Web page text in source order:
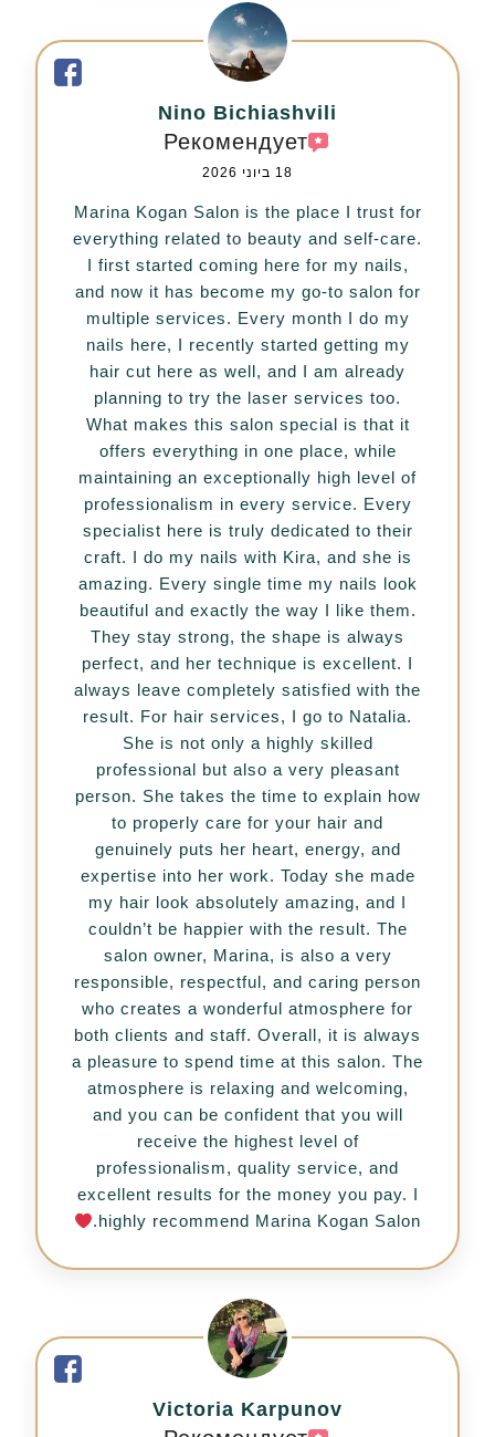
Nino Bichiashvili
Рекомендует
18 ביוני 2026
Marina Kogan Salon is the place I trust for
everything related to beauty and self-care.
I first started coming here for my nails,
and now it has become my go-to salon for
multiple services. Every month I do my
nails here, I recently started getting my
hair cut here as well, and I am already
planning to try the laser services too.
What makes this salon special is that it
offers everything in one place, while
maintaining an exceptionally high level of
professionalism in every service. Every
specialist here is truly dedicated to their
craft. I do my nails with Kira, and she is
amazing. Every single time my nails look
beautiful and exactly the way I like them.
They stay strong, the shape is always
perfect, and her technique is excellent. I
always leave completely satisfied with the
result. For hair services, I go to Natalia.
She is not only a highly skilled
professional but also a very pleasant
person. She takes the time to explain how
to properly care for your hair and
genuinely puts her heart, energy, and
expertise into her work. Today she made
my hair look absolutely amazing, and I
couldn’t be happier with the result. The
salon owner, Marina, is also a very
responsible, respectful, and caring person
who creates a wonderful atmosphere for
both clients and staff. Overall, it is always
a pleasure to spend time at this salon. The
atmosphere is relaxing and welcoming,
and you can be confident that you will
receive the highest level of
professionalism, quality service, and
excellent results for the money you pay. I
highly recommend Marina Kogan Salon.
Victoria Karpunov